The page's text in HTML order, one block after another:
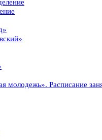
молодежь». Расписание